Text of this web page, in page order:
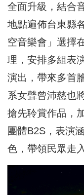
全面升級，結合
地點遍佈台東縣
空音樂會」選擇
理，安排多組表
演出，帶來多首
系女聲曾沛慈也
搶先聆賞作品，
團體B2S，表演
色，帶領民眾走